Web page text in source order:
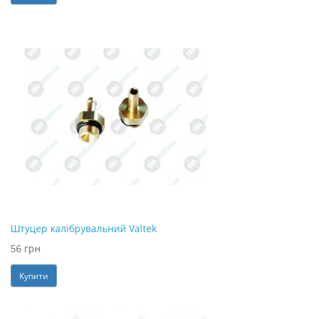
Штуцер калібрувальний Valtek
56 грн
Купити